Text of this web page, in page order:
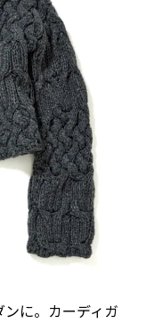
に。カーディガ